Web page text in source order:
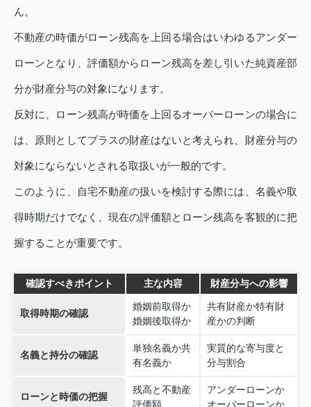
ん。
不動産の時価がローン残高を上回る場合はいわゆるアンダー
ローンとなり、評価額からローン残高を差し引いた純資産部
分が財産分与の対象になります。
反対に、ローン残高が時価を上回るオーバーローンの場合に
は、原則としてプラスの財産はないと考えられ、財産分与の
対象にならないとされる取扱いが一般的です。
このように、自宅不動産の扱いを検討する際には、名義や取
得時期だけでなく、現在の評価額とローン残高を客観的に把
握することが重要です。
確認すべきポイント 主な内容 財産分与への影響
取得時期の確認
婚姻前取得か
婚姻後取得か
共有財産か特有財
産かの判断
名義と持分の確認
単独名義か共
有名義か
実質的な寄与度と
分与割合
ローンと時価の把握
残高と不動産
評価額
アンダーローンか
オーバーローンか